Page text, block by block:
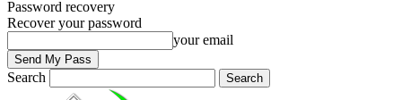
Password recovery
Recover your password
your email
Search